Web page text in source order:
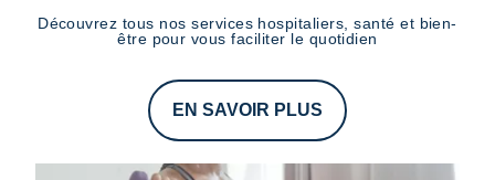
Découvrez tous nos services hospitaliers, santé et bien-
être pour vous faciliter le quotidien
EN SAVOIR PLUS